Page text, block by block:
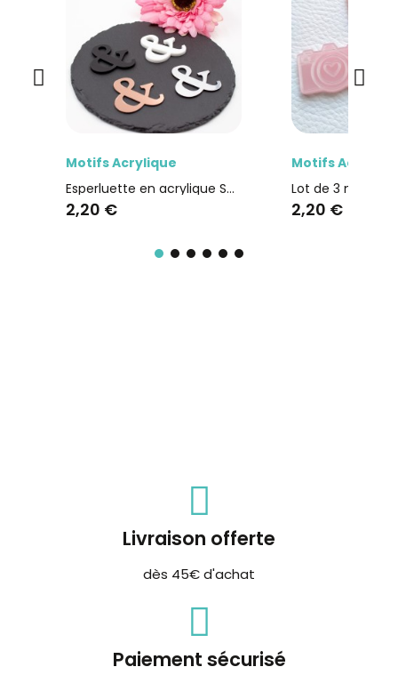
Motifs Acrylique
Esperluette en acrylique SCRAPMOUSET plusieurs couleurs au choix
2,20 €
Motifs
2,20 €
Livraison offerte
dès 45€ d'achat
Paiement sécurisé